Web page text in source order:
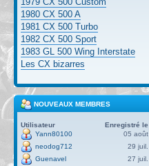
1980 CX 500 A
1981 CX 500 Turbo
1982 CX 500 Sport
1983 GL 500 Wing Interstate
Les CX bizarres
NOUVEAUX MEMBRES
Utilisateur
Enregistré le
Yann80100
05 août
neodog712
29 juil.
Guenavel
27 juil.